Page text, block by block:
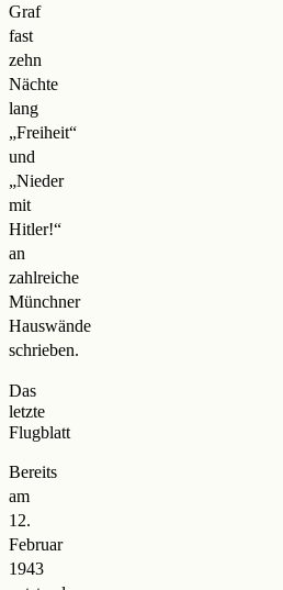
Graf
fast
zehn
Nächte
lang
„Freiheit“
und
„Nieder
mit
Hitler!“
an
zahlreiche
Münchner
Hauswände
schrieben.
Das
letzte
Flugblatt
Bereits
am
12.
Februar
1943